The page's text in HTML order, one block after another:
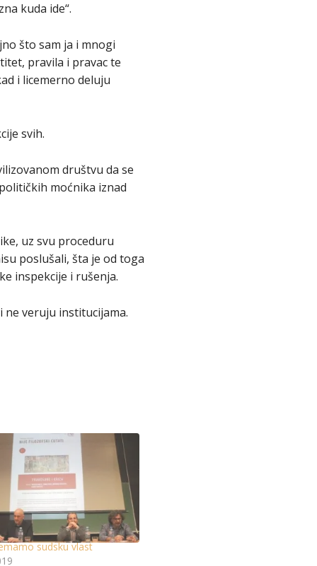
kuda ide“.
što sam ja i mnogi
pravila i pravac te
i licemerno deluju
svih.
društvu da se
moćnika iznad
uz svu proceduru
poslušali, šta je od toga
inspekcije i rušenja.
ne veruju institucijama.
sudsku vlast